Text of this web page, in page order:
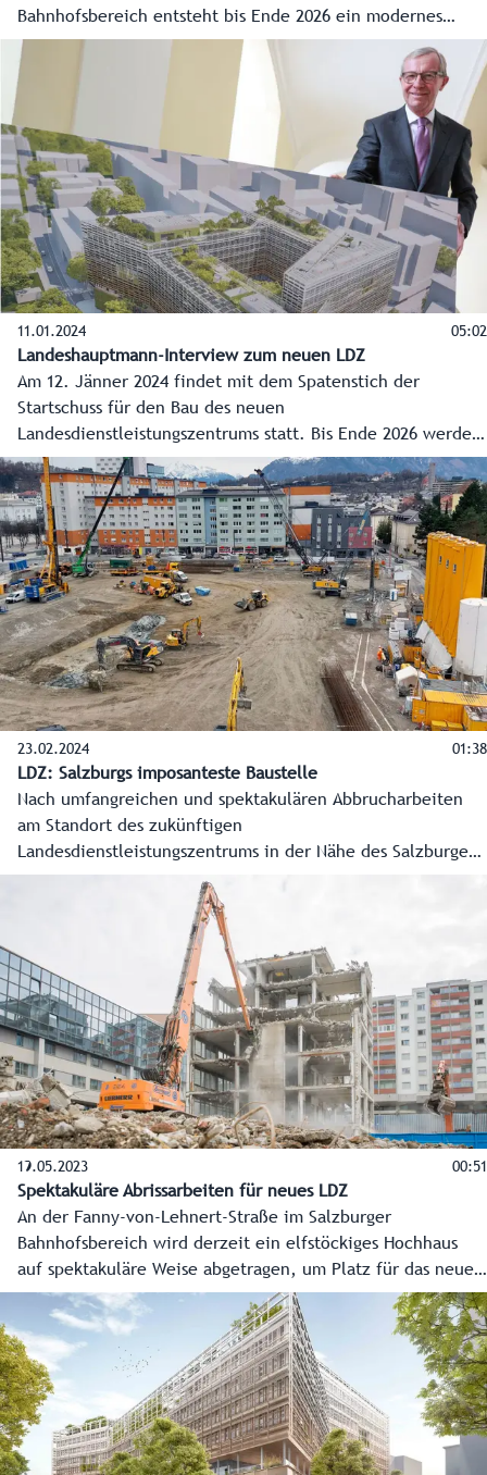
Bahnhofsbereich entsteht bis Ende 2026 ein modernes
Verwaltungszentrum mit einem großen Bürgerservice und
Platz für 1.200 Mitarbeiter des Landes. Das Land Salzburg
investiert rund 200 Millionen Euro.
11.01.2024 05:02
Landeshauptmann-Interview zum neuen LDZ
Am 12. Jänner 2024 findet mit dem Spatenstich der
Startschuss für den Bau des neuen
Landesdienstleistungszentrums statt. Bis Ende 2026 werden
im Bahnhofsbereich der Stadt Salzburg Arbeitsplätze für
mehr als 1.200 Mitarbeiter entstehen und ein großes
Bürgerservice. Landeshauptmann Wilfried Haslauer im
Interview über die Eckpunkte und Vorteile.
23.02.2024 01:38
LDZ: Salzburgs imposanteste Baustelle
Nach umfangreichen und spektakulären Abbrucharbeiten
am Standort des zukünftigen
Landesdienstleistungszentrums in der Nähe des Salzburger
Hauptbahnhofs sind seit Jahresanfang 2024 die eigentlichen
Bauarbeiten voll im Gange. Und diese sind äußerst
19.05.2023 00:51
Spektakuläre Abrissarbeiten für neues LDZ
An der Fanny-von-Lehnert-Straße im Salzburger
Bahnhofsbereich wird derzeit ein elfstöckiges Hochhaus
auf spektakuläre Weise abgetragen, um Platz für das neue
Landesdienstleistungszentrum zu schaffen. Dafür wurden
auch eigens zwei rund fünf Tonnen schwere Bagger von
einem Spezialkran auf das oberste Geschoß gehoben.